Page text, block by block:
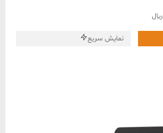
﷼قیمت
449,500,000 ﷼
است.
نمایش سریع